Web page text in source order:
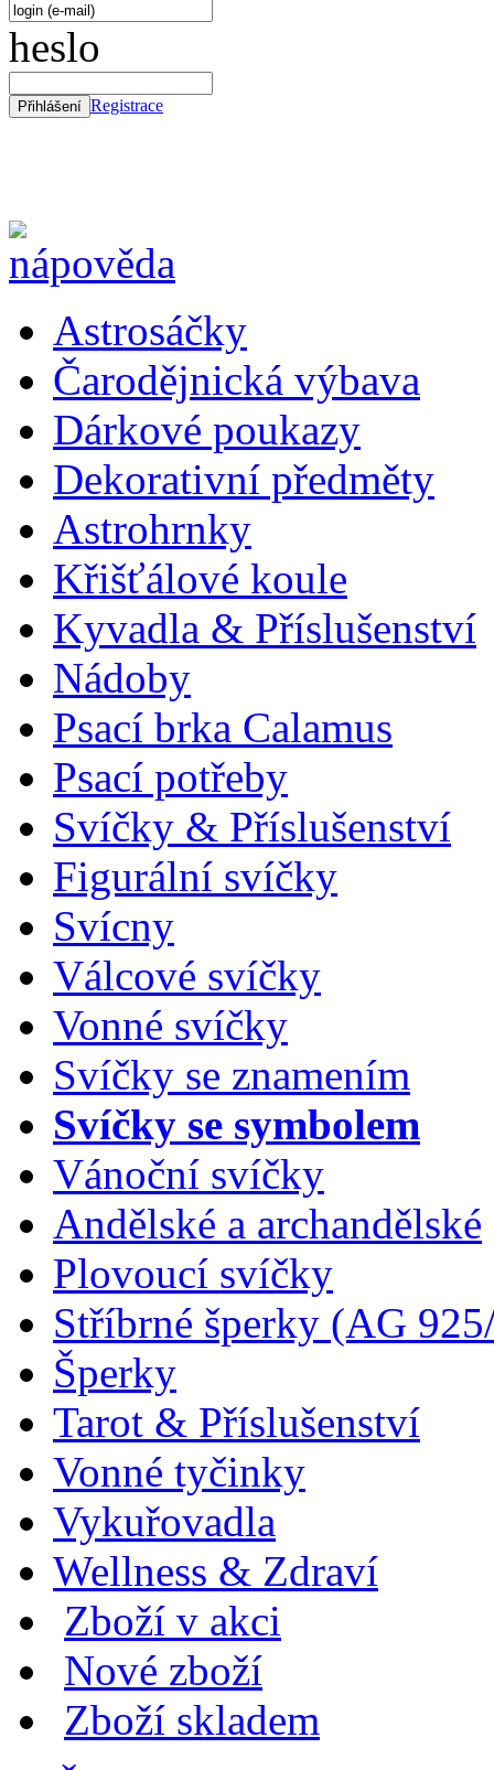
heslo
Registrace
Astrosáčky
Čarodějnická výbava
Dárkové poukazy
Dekorativní předměty
Astrohrnky
Křišťálové koule
Kyvadla & Příslušenství
Nádoby
Psací brka Calamus
Psací potřeby
Svíčky & Příslušenství
Figurální svíčky
Svícny
Válcové svíčky
Vonné svíčky
Svíčky se znamením
Svíčky se symbolem
Vánoční svíčky
Andělské a archandělské
Plovoucí svíčky
Stříbrné šperky (AG
Šperky
Tarot & Příslušenství
Vonné tyčinky
Vykuřovadla
Wellness & Zdraví
Zboží v akci
Nové zboží
Zboží skladem